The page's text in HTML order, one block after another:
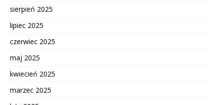
sierpień 2025
lipiec 2025
czerwiec 2025
maj 2025
kwiecień 2025
marzec 2025